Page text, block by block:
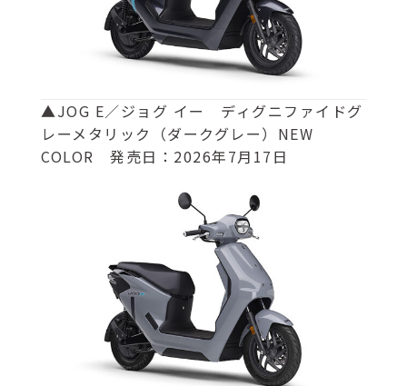
▲JOG E／ジョグ イー ディグニファイドグ
レーメタリック（ダークグレー）NEW
COLOR 発売日：2026年7月17日